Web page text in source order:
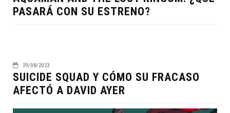
PASARÁ CON SU ESTRENO?
29/08/2023
SUICIDE SQUAD Y CÓMO SU FRACASO
AFECTÓ A DAVID AYER